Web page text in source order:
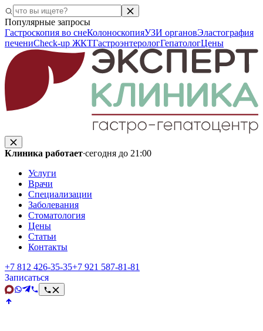
Популярные запросы
Гастроскопия во снеКолоноскопияУЗИ органовЭластография
печениCheck-up ЖКТГастроэнтерологГепатологЦены
Клиника работает·сегодня до 21:00
Услуги
Врачи
Специализации
Заболевания
Стоматология
Цены
Статьи
Контакты
+7 812 426‑35‑35+7 921 587‑81‑81
Записаться